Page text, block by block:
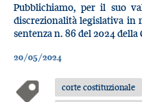
Pubblichiamo, per il suo
discrezionalità legislativa in
sentenza n. 86 del 2024
20/05/2024
corte costituzionale